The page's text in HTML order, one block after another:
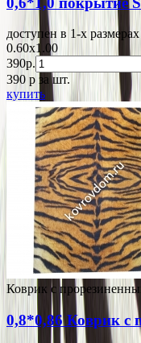
доступен в 1-x размерах
0.60x1.00
390р.
390 p за шт.
купить
Коврик с
0,8*0,86 Коврик с